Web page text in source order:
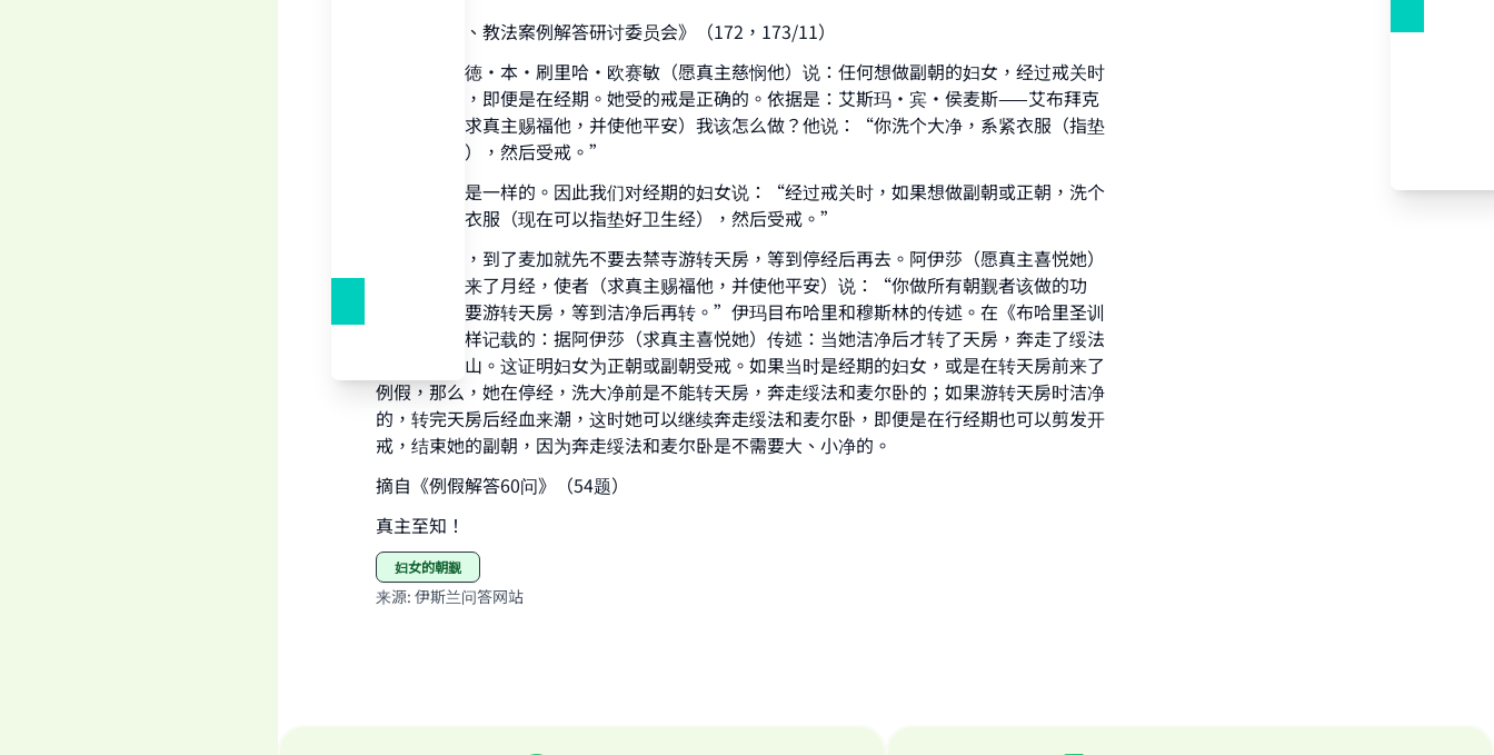
《学术论文、教法案例解答研讨委员会》（172，173/11）
学者穆罕默徳·本·刷里哈·欧赛敏（愿真主慈悯他）说：任何想做副朝的妇女，经过戒关时
都必须受戒，即便是在经期。她受的戒是正确的。依据是：艾斯玛·宾·侯麦斯——艾布拜克
尔的妻子（求真主赐福他，并使他平安）我该怎么做？他说：“你洗个大净，系紧衣服（指垫
好聚血的布），然后受戒。”
经血与产血是一样的。因此我们对经期的妇女说：“经过戒关时，如果想做副朝或正朝，洗个
大净，系紧衣服（现在可以指垫好卫生经），然后受戒。”
如果受戒后，到了麦加就先不要去禁寺游转天房，等到停经后再去。阿伊莎（愿真主喜悦她）
在副朝期间来了月经，使者（求真主赐福他，并使他平安）说：“你做所有朝觐者该做的功
课，就是不要游转天房，等到洁净后再转。”伊玛目布哈里和穆斯林的传述。在《布哈里圣训
集》中是这样记载的：据阿伊莎（求真主喜悦她）传述：当她洁净后才转了天房，奔走了绥法
和麦尔卧两山。这证明妇女为正朝或副朝受戒。如果当时是经期的妇女，或是在转天房前来了
例假，那么，她在停经，洗大净前是不能转天房，奔走绥法和麦尔卧的；如果游转天房时洁净
的，转完天房后经血来潮，这时她可以继续奔走绥法和麦尔卧，即便是在行经期也可以剪发开
戒，结束她的副朝，因为奔走绥法和麦尔卧是不需要大、小净的。
摘自《例假解答60问》（54题）
真主至知！
妇女的朝觐
来源: 伊斯兰问答网站
Make an impact on millions of lives with your
contribution today
Your support is crucial for our mission.
"A person who leads others to doing what is good will earn the
same reward as those who do it."
(MUSLIM, 1893)
Support IslamQA